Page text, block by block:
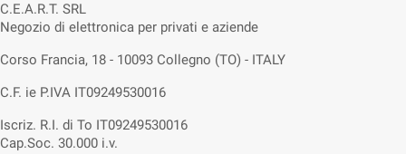
C.E.A.R.T. SRL
Negozio di elettronica per privati e aziende
Corso Francia, 18 - 10093 Collegno (TO) - ITALY
C.F. ie P.IVA IT09249530016
Iscriz. R.I. di To IT09249530016
Cap.Soc. 30.000 i.v.